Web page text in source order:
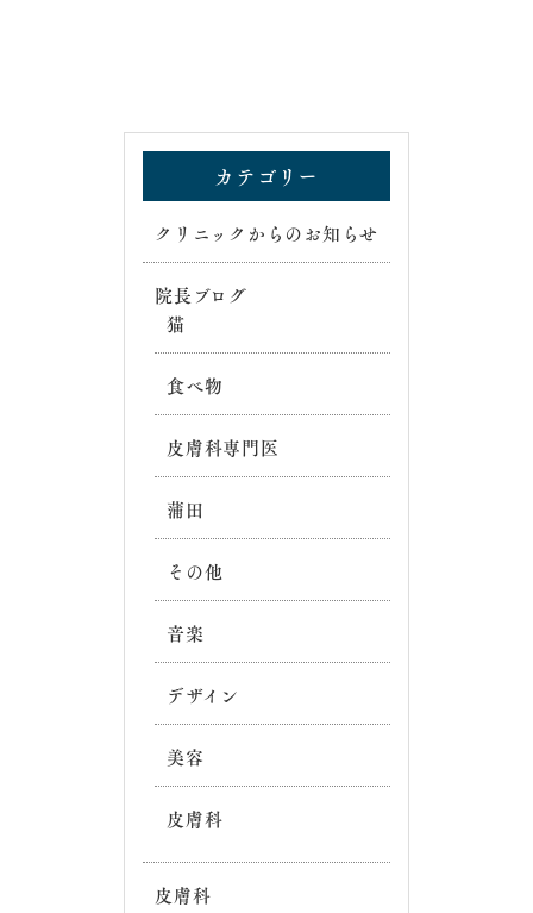
カテゴリー
クリニックからのお知らせ
院長ブログ
猫
食べ物
皮膚科専門医
蒲田
その他
音楽
デザイン
美容
皮膚科
皮膚科